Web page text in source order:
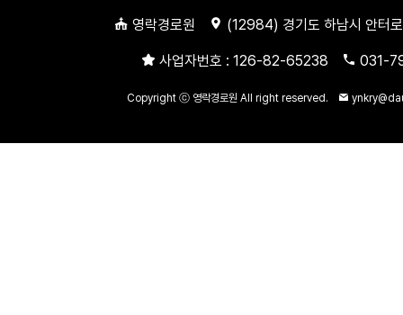
영락경로원 (12984) 경기도 하남시 안
사업자번호 : 126-82-65238 031-
Copyright ⓒ 영락경로원 All right reserved.